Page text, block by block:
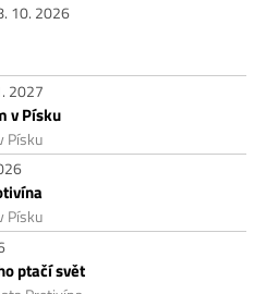
10. 2026
2027
v Písku
Písku
Písku
ptačí svět